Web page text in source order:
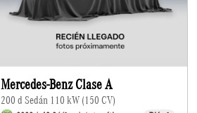
Mercedes-Benz Clase A
200 d Sedán 110 kW (150 CV)